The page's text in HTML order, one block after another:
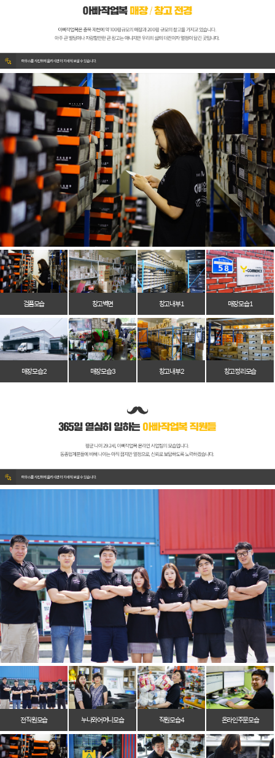
검품모습 창고벽면 창고 내부 1 매장 모습 1
매장 모습 2 매장 모습 3 창고 내부 2 창고 정리 모습
전 직원 모습 누나와 어머니 모습 직원 모습 4 온라인 주문 모습